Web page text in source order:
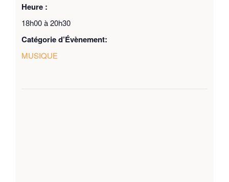
Heure :
18h00 à 20h30
Catégorie d’Évènement:
MUSIQUE